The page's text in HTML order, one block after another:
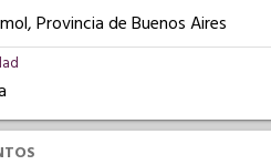
Provincia de Buenos Aires